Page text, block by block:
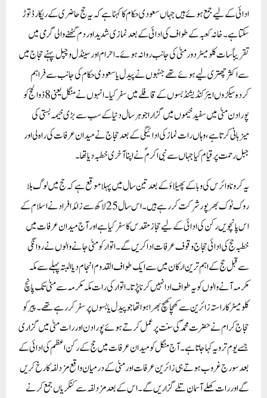
ادائی کے لیے جمع ہوئے ہیں جہاں سعودی حکام کا کہنا ہے کہ یہ حج حاضری کے ریکارڈ توڑ
سکتا ہے۔خانہ کعبہ کے طواف کی ادائی کے بعد نمازی شدید اور دم گھٹنے والی گرمی میں
تقریباً سات کلومیٹر دور منیٰ کی جانب روانہ ہوئے۔ احرام اور سینڈل و چپل پہنے حجاج میں
سے اکثر چھتری لیے ہوئے تھے جنہوں نے پیدل یا سعودی حکام کی جانب سے فراہم
کردہ سیکڑوں ایئر کنڈیشنڈ بسوں کے قافلے میں سفر کیا۔انہوں نے منگل یعنی 8 ذوالحج کو
پورا دن منیٰ میں سفید خیموں میں گزارا جو ہر سال دنیا کے سب سے بڑی خیمہ بستی کی
میزبانی کرتا ہے، وہاں رات نماز کی ادائیگی کے بعد حجاج نے میدان عرفات کی راہ لی اور
جبل رحمت پر قیام کیا جہاں سے نبی اکرمؐ نے اپنا آخری خطبہ دیا تھا۔
یہ کرونا وائرس کی وبا کے پھیلاؤ کے بعد تین سال میں پہلا موقع ہے کہ حج میں لوگ بلا
روک ٹوک بھرپور شرکت کر رہے ہیں۔اس سال 25 لاکھ سے زائد افراد نے اسلام کے
اس پانچویں رکن کی ادائی کے لیے حجاز مقدس کا سفر کیا ہے اور آج میدان عرفات میں
خطبہ حج کی ادائی حجاج وقوف عرفات ادا کریں گے۔اتوار کو منیٰ جانے والوں نے روانگی
سے قبل حج کے اہم ترین ارکان میں سے ایک طواف القدوم انجام دیا البتہ پہلے سے مکہ
مکرمہ آنے والوں کو یہ طواف ادا نہیں کرنا پڑتا۔ اتوار کی رات مکہ مکرمہ سے منیٰ تک پانچ
کلومیٹر کا راستہ زائرین سے کھچا کھچ بھرا ہوا تھا جو پیدل یا بسوں پر سفر کر رہے تھے۔پیر کو
حجاج کرام نے حضرت محمدؐ کی سنت پر عمل کرتے ہوئے پورا دن اور رات منیٰ میں گزاری
جسے یوم ترویہ کہا جاتا ہے۔آج منگل کو میدان عرفات میں حج کے رکن اعظم کی ادائی کے
بعد سورج غروب ہوتے ہی زائرین عرفات اور منیٰ کے درمیان واقع مزدلفہ کا رخ کریں
گے اور رات کھلے آسمان تلے گزاریں گے۔اس کے بعد مزدلفہ سے کنکریاں جمع کرنے